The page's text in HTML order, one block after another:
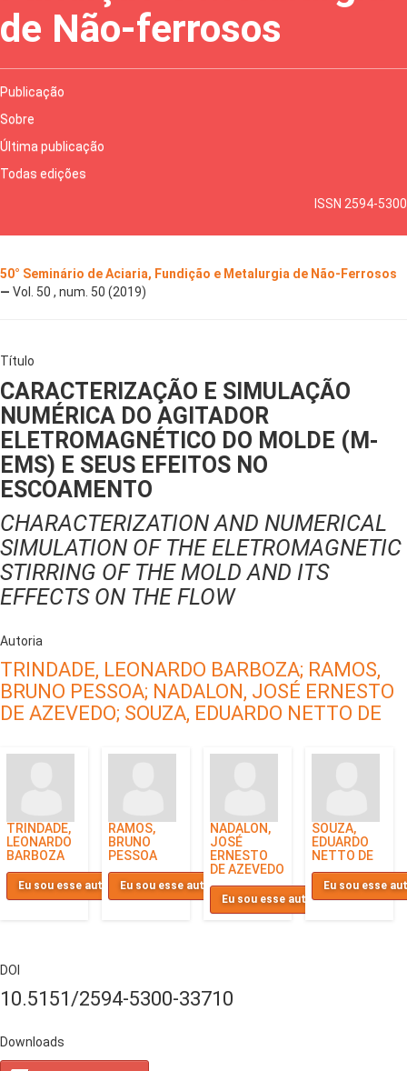
de Não-ferrosos
Publicação
Sobre
Última publicação
Todas edições
ISSN 2594-5300
50° Seminário de Aciaria, Fundição e Metalurgia de Não-Ferrosos
— Vol. 50 , num. 50 (2019)
Título
CARACTERIZAÇÃO E SIMULAÇÃO
NUMÉRICA DO AGITADOR
ELETROMAGNÉTICO DO MOLDE (M-
EMS) E SEUS EFEITOS NO
ESCOAMENTO
CHARACTERIZATION AND NUMERICAL
SIMULATION OF THE ELETROMAGNETIC
STIRRING OF THE MOLD AND ITS
EFFECTS ON THE FLOW
Autoria
TRINDADE, LEONARDO BARBOZA; RAMOS,
BRUNO PESSOA; NADALON, JOSÉ ERNESTO
DE AZEVEDO; SOUZA, EDUARDO NETTO DE
TRINDADE,
LEONARDO
BARBOZA
Eu sou esse autor
RAMOS,
BRUNO
PESSOA
Eu sou esse autor
NADALON,
JOSÉ
ERNESTO
DE AZEVEDO
Eu sou esse autor
SOUZA,
EDUARDO
NETTO DE
Eu sou esse
DOI
10.5151/2594-5300-33710
Downloads